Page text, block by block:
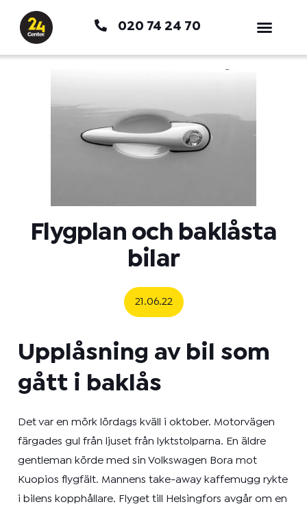
innehåll
020 74 24 70
Flygplan och baklåsta
bilar
21.06.22
Upplåsning av bil som
gått i baklås
Det var en mörk lördags kväll i oktober. Motorvägen
färgades gul från ljuset från lyktstolparna. En äldre
gentleman körde med sin Volkswagen Bora mot
Kuopios flygfält. Mannens take-away kaffemugg rykte
i bilens kopphållare. Flyget till Helsingfors avgår om en